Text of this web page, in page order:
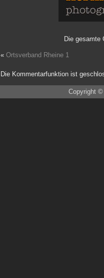
Die gesamte
« Ortsverband Rheine 1
Die Kommentarfunktion ist
Copyright ©